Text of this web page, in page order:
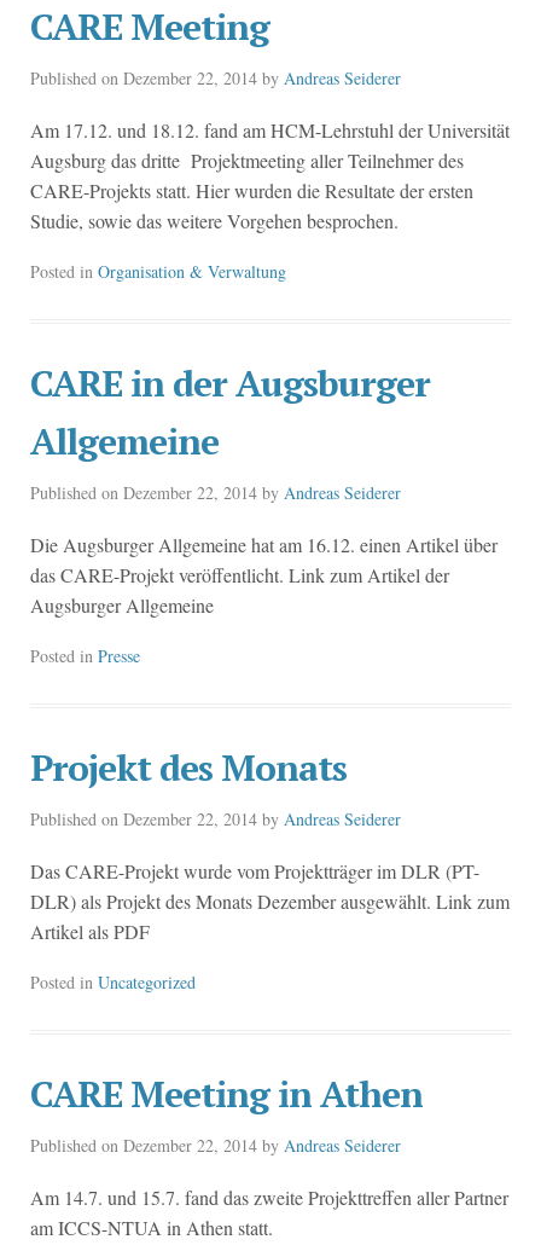
CARE Meeting
Published on Dezember 22, 2014 by Andreas Seiderer
Am 17.12. und 18.12. fand am HCM-Lehrstuhl der Universität
Augsburg das dritte Projektmeeting aller Teilnehmer des
CARE-Projekts statt. Hier wurden die Resultate der ersten
Studie, sowie das weitere Vorgehen besprochen.
Posted in Organisation & Verwaltung
CARE in der Augsburger
Allgemeine
Published on Dezember 22, 2014 by Andreas Seiderer
Die Augsburger Allgemeine hat am 16.12. einen Artikel über
das CARE-Projekt veröffentlicht. Link zum Artikel der
Augsburger Allgemeine
Posted in Presse
Projekt des Monats
Published on Dezember 22, 2014 by Andreas Seiderer
Das CARE-Projekt wurde vom Projektträger im DLR (PT-
DLR) als Projekt des Monats Dezember ausgewählt. Link zum
Artikel als PDF
Posted in Uncategorized
CARE Meeting in Athen
Published on Dezember 22, 2014 by Andreas Seiderer
Am 14.7. und 15.7. fand das zweite Projekttreffen aller Partner
am ICCS-NTUA in Athen statt.